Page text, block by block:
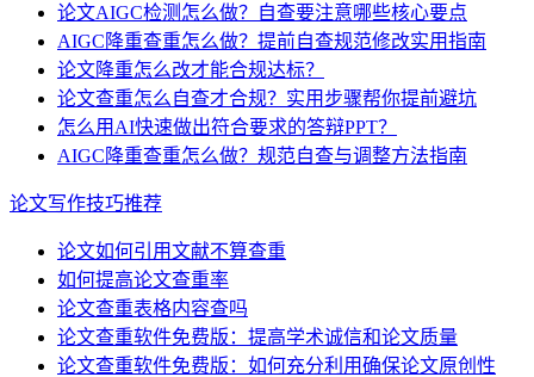
论文AIGC检测怎么做？自查要注意哪些核心要点
AIGC降重查重怎么做？提前自查规范修改实用指南
论文降重怎么改才能合规达标？
论文查重怎么自查才合规？实用步骤帮你提前避坑
怎么用AI快速做出符合要求的答辩PPT？
AIGC降重查重怎么做？规范自查与调整方法指南
论文写作技巧推荐
论文如何引用文献不算查重
如何提高论文查重率
论文查重表格内容查吗
论文查重软件免费版：提高学术诚信和论文质量
论文查重软件免费版：如何充分利用确保论文原创性